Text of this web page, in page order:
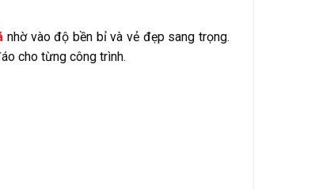
nhờ vào độ bền bỉ và vẻ đẹp sang trọng.
cho từng công trình.